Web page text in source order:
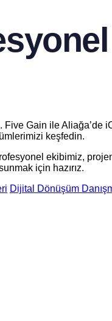
Five Gain ile
keşfedin.
ekibimiz,
için hazırız.
Dijital Dönüşüm